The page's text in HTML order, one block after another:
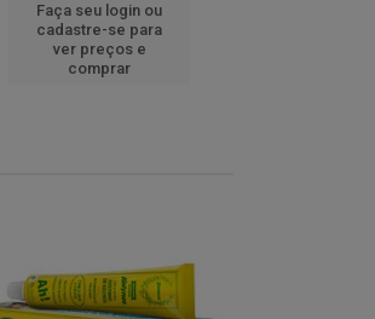
Faça seu login ou
cadastre-se para
ver preços e
comprar